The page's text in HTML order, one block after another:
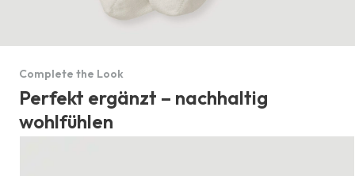
Complete the Look
Perfekt ergänzt – nachhaltig
wohlfühlen